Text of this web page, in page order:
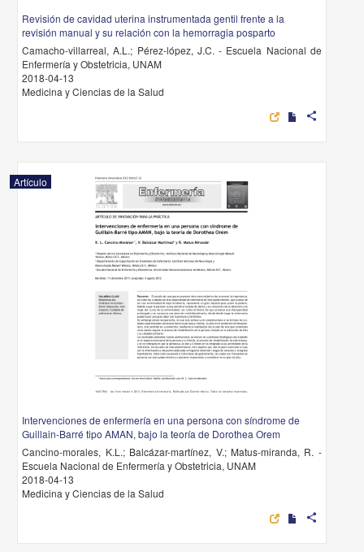
Revisión de cavidad uterina instrumentada gentil frente a la
revisión manual y su relación con la hemorragia posparto
Camacho-villarreal, A.L.; Pérez-lópez, J.C. - Escuela Nacional de
Enfermería y Obstetricia, UNAM
2018-04-13
Medicina y Ciencias de la Salud
share
Artículo
Intervenciones de enfermería en una persona con síndrome de
Guillain-Barré tipo AMAN, bajo la teoría de Dorothea Orem
Cancino-morales, K.L.; Balcázar-martínez, V.; Matus-miranda, R. -
Escuela Nacional de Enfermería y Obstetricia, UNAM
2018-04-13
Medicina y Ciencias de la Salud
share